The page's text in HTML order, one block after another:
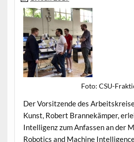
Foto: CSU-
Der Vor­sitzende des
Kun­st, Robert Bran­nekäm­per,
Intel­li­genz zum Anfassen an der
Robot­ics and Machine